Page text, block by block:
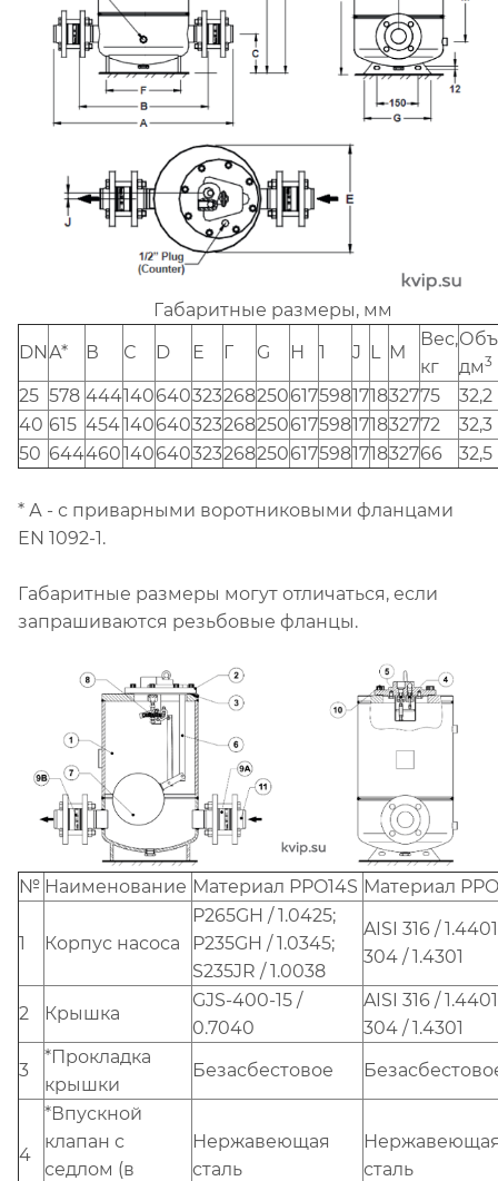
Габаритные размеры, мм
DN А* В С D Е Г G Н 1 J L М
Вес,
кг
дм3
25 578 444140640323268250617598171832775
32,2
40 615 454140640323268250617598171832772
32,3
50 644460140640323268250617598171832766 32,5
* А - с приварными воротниковыми фланцами
EN 1092-1.
Габаритные размеры могут отличаться, если
запрашиваются резьбовые фланцы.
№ Наименование Материал PPO14S Материал
1 Корпус насоса
P265GH / 1.0425;
P235GH / 1.0345;
S235JR / 1.0038
AISI 316 /
304 / 1.4301
2 Крышка
GJS-400-15 /
0.7040
AISI 316 /
304 / 1.4301
3
*Прокладка
крышки
Безасбестовое
4
*Впускной
клапан с
седлом (в
Нержавеющая
сталь
сталь